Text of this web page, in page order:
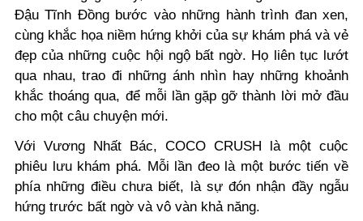
Đậu Tĩnh Đồng bước vào những hành trình đan xen,
cùng khắc họa niềm hứng khởi của sự khám phá và vẻ
đẹp của những cuộc hội ngộ bất ngờ. Họ liên tục lướt
qua nhau, trao đi những ánh nhìn hay những khoảnh
khắc thoáng qua, để mỗi lần gặp gỡ thành lời mở đầu
cho một câu chuyện mới.
Với Vương Nhất Bác, COCO CRUSH là một cuộc
phiêu lưu khám phá. Mỗi lần đeo là một bước tiến về
phía những điều chưa biết, là sự đón nhận đầy ngẫu
hứng trước bất ngờ và vô vàn khả năng.